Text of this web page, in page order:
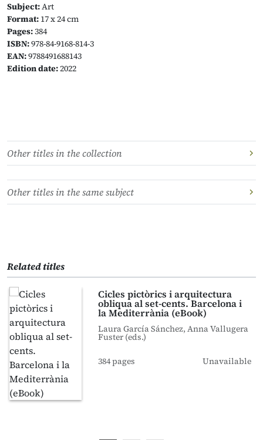
Subject:Art
Format: 17 x 24 cm
Pages:384
ISBN:978-84-9168-814-3
EAN:9788491688143
Edition date:2022
Other titles in the collection
Other titles in the same subject
Related titles
Cicles pictòrics i arquitectura
obliqua al set-cents. Barcelona i
la Mediterrània (eBook)
Laura García Sánchez, Anna Vallugera
Fuster (eds.)
384 pages Unavailable